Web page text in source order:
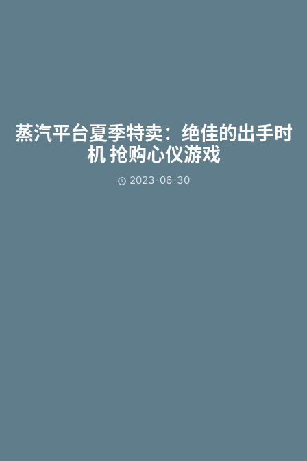
蒸汽平台夏季特卖：绝佳的出手时
机 抢购心仪游戏
 2023-06-30